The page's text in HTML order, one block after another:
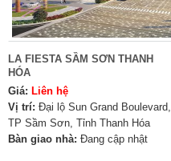
LA FIESTA SẦM SƠN THANH
HÓA
Giá: Liên hệ
Vị trí: Đại lộ Sun Grand Boulevard,
TP Sầm Sơn, Tỉnh Thanh Hóa
Bàn giao nhà: Đang cập nhật